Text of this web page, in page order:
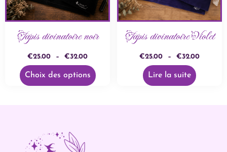
Tapis divinatoire noir
€25.00 – €32.00
Choix des options
Tapis divinatoire Violet
€25.00 – €32.00
Lire la suite